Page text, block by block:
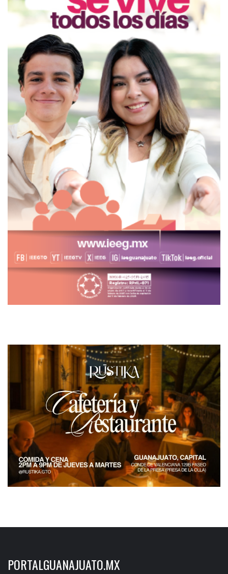
PORTALGUANAJUATO.MX